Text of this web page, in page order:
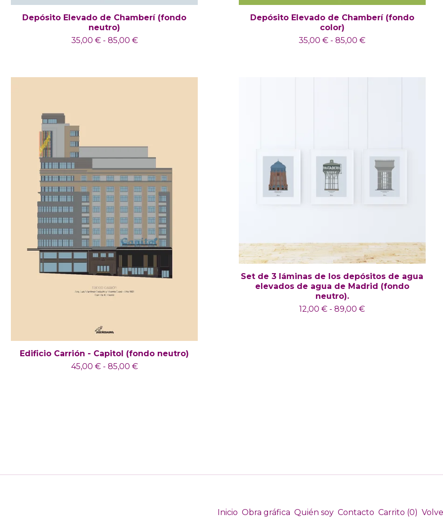
Depósito Elevado de Chamberí (fondo
neutro)
35,00 €- 85,00 €
Depósito Elevado de Chamberí (fondo
color)
35,00€ -85,00€
Edificio Carrión - Capitol (fondo neutro)
45,00 €- 85,00 €
Set de 3 láminas de los depósitos de agua
elevados de agua de Madrid (fondo
neutro).
12,00€ -89,00€
Inicio Obra gráfica Quién soy Contacto Carrito (0)